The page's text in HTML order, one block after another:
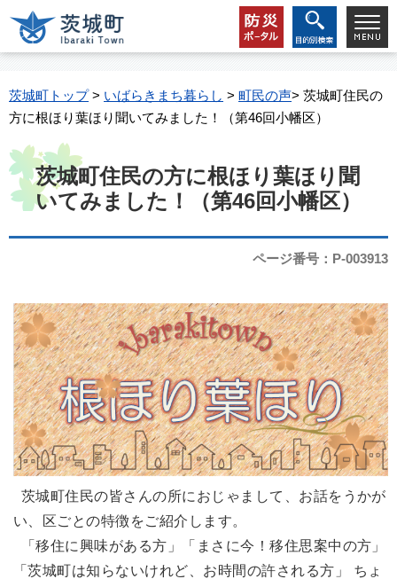
茨城町トップ> いばらきまち暮らし > 町民の声> 茨城町住民の
方に根ほり葉ほり聞いてみました！（第46回小幡区）
茨城町住民の方に根ほり葉ほり聞
いてみました！（第46回小幡区）
ページ番号：P-003913
茨城町住民の皆さんの所におじゃまして、お話をうかが
い、区ごとの特徴をご紹介します。
「移住に興味がある方」「まさに今！移住思案中の方」
「茨城町は知らないけれど、お時間の許される方」 ちょ